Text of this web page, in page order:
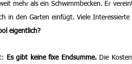
mehr als ein Schwimmbecken. Er
in den Garten einfügt. Viele
eigentlich?
Es gibt keine fixe Endsumme. Die